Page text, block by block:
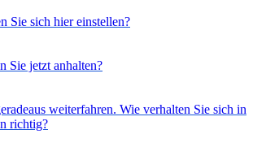
Sie sich hier einstellen?
Sie jetzt anhalten?
weiterfahren. Wie verhalten Sie sich in
richtig?